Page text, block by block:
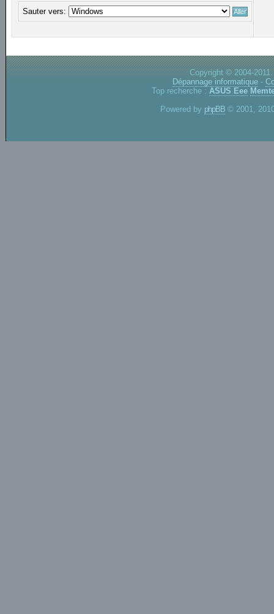
Sauter vers:
Copyright © 2004-
Dépannage informatique -
Top recherche : ASUS Eee
Powered by phpBB © 2001,